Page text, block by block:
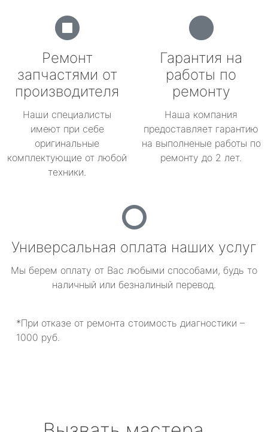
Ремонт
запчастями от
производителя
Наши специалисты
имеют при себе
оригинальные
комплектующие от любой
техники.
Гарантия на
работы по
ремонту
Наша компания
предоставляет гарантию
на выполненые работы по
ремонту до 2 лет.
Универсальная оплата наших услуг
Мы берем оплату от Вас любыми способами, будь то
наличный или безналиный перевод.
*При отказе от ремонта стоимость диагностики –
1000 руб.